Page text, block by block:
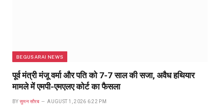
BEGUSARAI NEWS
पूर्व मंत्री मंजू वर्मा और पति को 7-7 साल की सजा, अवैध हथियार
मामले में एमपी-एमएलए कोर्ट का फैसला
BY सुमन सौरब AUGUST 1, 2026 6:22 PM